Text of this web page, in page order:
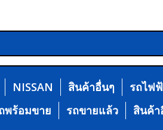
NISSAN สินค้าอื่นๆ
รถไฟฟ้
พร้อมขาย รถขายแล้ว สินค้า